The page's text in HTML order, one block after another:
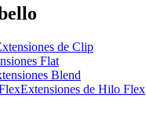
de Clip
Flat
Blend
Extensiones de Hilo Flex